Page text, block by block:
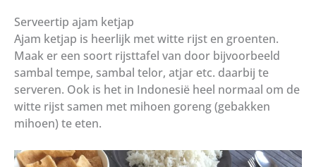
Serveertip ajam ketjap
Ajam ketjap is heerlijk met witte rijst en groenten.
Maak er een soort rijsttafel van door bijvoorbeeld
sambal tempe, sambal telor, atjar etc. daarbij te
serveren. Ook is het in Indonesië heel normaal om de
witte rijst samen met mihoen goreng (gebakken
mihoen) te eten.